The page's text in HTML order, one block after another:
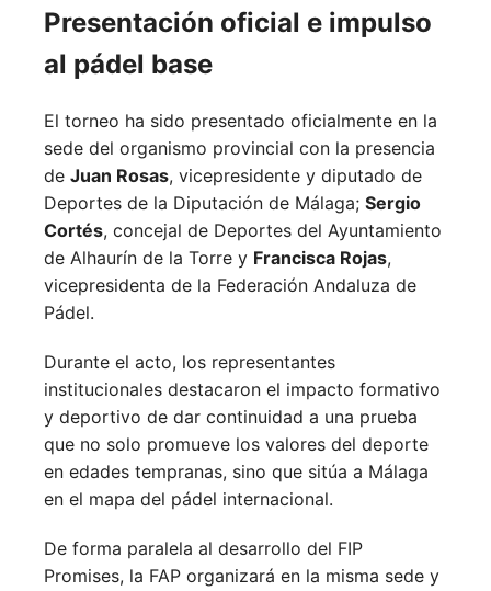
Presentación oficial e impulso
al pádel base
El torneo ha sido presentado oficialmente en la
sede del organismo provincial con la presencia
de Juan Rosas, vicepresidente y diputado de
Deportes de la Diputación de Málaga; Sergio
Cortés, concejal de Deportes del Ayuntamiento
de Alhaurín de la Torre y Francisca Rojas,
vicepresidenta de la Federación Andaluza de
Pádel.
Durante el acto, los representantes
institucionales destacaron el impacto formativo
y deportivo de dar continuidad a una prueba
que no solo promueve los valores del deporte
en edades tempranas, sino que sitúa a Málaga
en el mapa del pádel internacional.
De forma paralela al desarrollo del FIP
Promises, la FAP organizará en la misma sede y